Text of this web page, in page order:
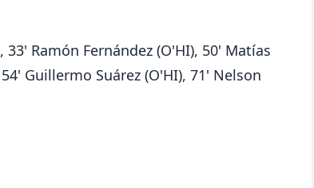
Ramón Fernández (O'HI), 50' Matías
Guillermo Suárez (O'HI), 71' Nelson